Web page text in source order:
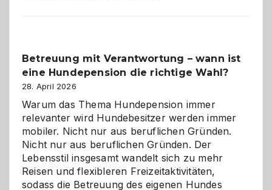
Betreuung mit Verantwortung – wann ist
eine Hundepension die richtige Wahl?
28. April 2026
Warum das Thema Hundepension immer
relevanter wird Hundebesitzer werden immer
mobiler. Nicht nur aus beruflichen Gründen.
Nicht nur aus beruflichen Gründen. Der
Lebensstil insgesamt wandelt sich zu mehr
Reisen und flexibleren Freizeitaktivitäten,
sodass die Betreuung des eigenen Hundes